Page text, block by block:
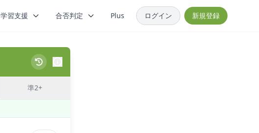
学習支援 合否判定 Plus ログイン 新規登録
準2+